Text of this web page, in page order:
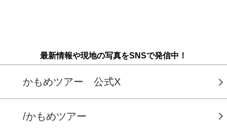
最新情報や現地の写真をSNSで発信中！
かもめツアー 公式X
/かもめツアー